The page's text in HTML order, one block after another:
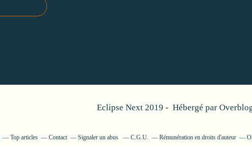
Eclipse Next 2019 - Hébergé par
Top articles Contact Signaler un abus C.G.U. Rémunération en droits d'auteur